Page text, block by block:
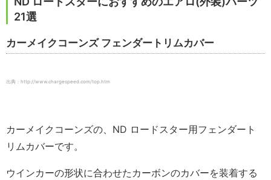
21選
カーメイクコーンズ フェンダートリムカバー
出典：http://www.chargespeed.com/top.htm
カーメイクコーンズの、ND ロードスター用フェンダート
リムカバーです。
ウインカーの形状に合わせたカーボンのカバーを装着する